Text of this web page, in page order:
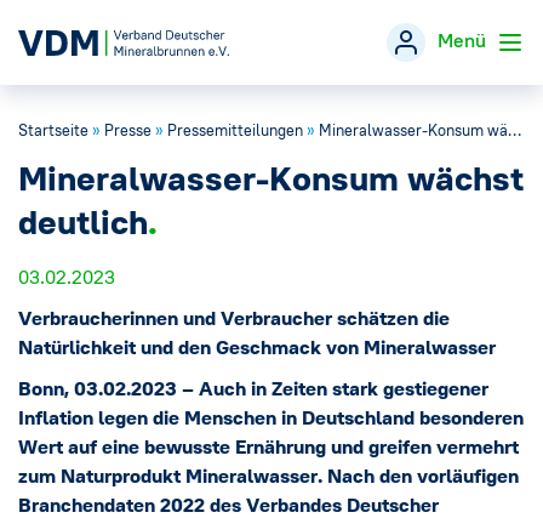
Menü
Verband →
Themen
Öffentlichkeitsarbeit
Veranstaltungen
Presse →
Mineralwasser-Fakten →
Startseite» Presse» Pressemitteilungen» Mineralwasser-Konsum wächst deutlich
Mineralwasser-Konsum wächst
deutlich
03.02.2023
Verbraucherinnen und Verbraucher schätzen die
Natürlichkeit und den Geschmack von Mineralwasser
Bonn, 03.02.2023 – Auch in Zeiten stark gestiegener
Inflation legen die Menschen in Deutschland besonderen
Wert auf eine bewusste Ernährung und greifen vermehrt
zum Naturprodukt Mineralwasser. Nach den vorläufigen
Branchendaten 2022 des Verbandes Deutscher